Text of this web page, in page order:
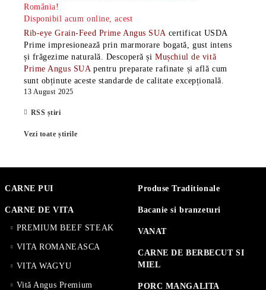
România!
Disponibil acum online, acest
Rib-eye Grain-Feed Prime Angus SUA certificat USDA
Prime impresionează prin marmorare bogată, gust intens
și frăgezime naturală. Descoperă șiMușchiul de vită
Prime Angus SUA pentru preparate rafinate și află cum
sunt obținute aceste standarde de calitate excepțională.
13 August 2025
RSS știri
Vezi toate știrile
CARNE PUI
CARNE DE VITA
PREMIUM BEEF STEAK
VITA ROMANEASCA
VITA WAGYU
Vită Angus Premium
Produse Traditionale
Bacanie si branzeturi
VANAT
CARNE DE BERBECUT SI
MIEL
PORC MANGALITA